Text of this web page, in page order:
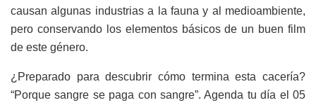
causan algunas industrias a la fauna y al medioambiente,
pero conservando los elementos básicos de un buen film
de este género.
¿Preparado para descubrir cómo termina esta cacería?
“Porque sangre se paga con sangre”. Agenda tu día el 05